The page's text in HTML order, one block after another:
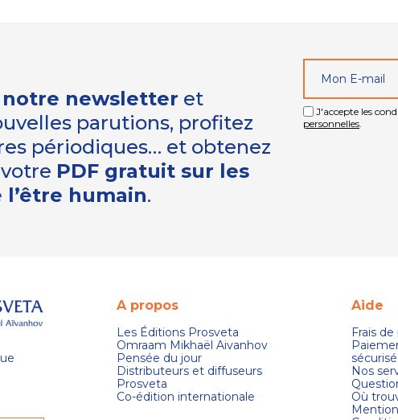
et de
D'autres
à des fins
temps moyen
notre newsletter et
parutions, profitez
périodiques… et obtenez
PDF gratuit sur les
humain.
J'accepte les
personnelles.
A propos
Les Éditions Prosveta
Omraam Mikhaël Aivanhov
Pensée du jour
Distributeurs et diffuseurs
Prosveta
Co-édition internationale
Aide
Frais
Nos
Où